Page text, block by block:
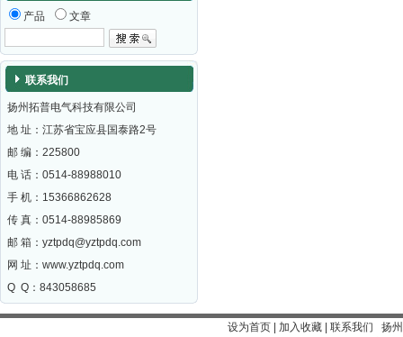
产品 文章
联系我们
扬州拓普电气科技有限公司
地 址：江苏省宝应县国泰路2号
邮 编： 225800
电 话：0514-88988010
手 机：15366862628
传 真：0514-88985869
邮 箱： yztpdq@yztpdq.com
网 址： www.yztpdq.com
Q Q：843058685
设为首页 加入收藏 联系我们 扬